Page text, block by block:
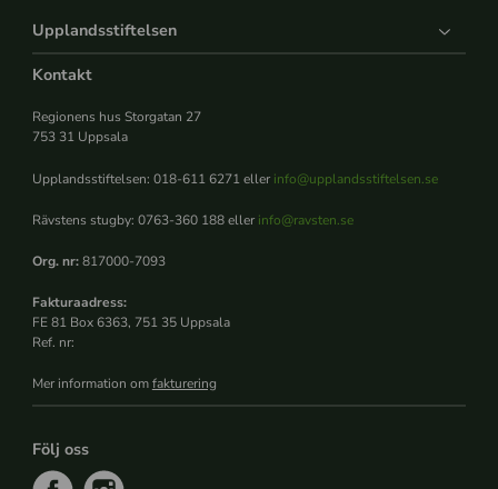
Upplandsstiftelsen
Kontakt
Regionens hus Storgatan 27
753 31 Uppsala
Upplandsstiftelsen: 018-611 6271 eller info@upplandsstiftelsen.se
Rävstens stugby: 0763-360 188 eller info@ravsten.se
Org. nr:817000-7093
Fakturaadress:
FE 81 Box 6363, 751 35 Uppsala
Ref. nr:
Mer information omfakturering
Följ oss